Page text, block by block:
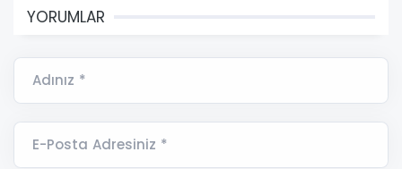
YORUMLAR
Adınız *
E-Posta Adresiniz *